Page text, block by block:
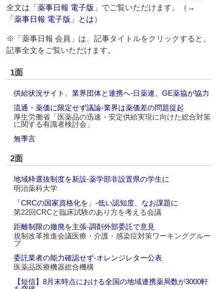
全文は「薬事日報 電子版 」でご覧いただけます。（→
「薬事日報 電子版」とは）
※「薬事日報 会員」は、記事タイトルをクリックすると、
記事全文をご覧いただけます。
1面
供給状況サイト、業界団体と連携へ‐日薬連、GE薬協が協力
流通・薬価に限定せず議論‐業界は薬価差の問題提起
厚生労働省「医薬品の迅速・安定供給実現に向けた総合対策
に関する有識者検討会」
無季言
2面
地域枠選抜制度を新設‐薬学部非設置県の学生に
明治薬科大学
「CRCの国家資格化を」‐低い認知度、なお課題に
第22回CRCと臨床試験のあり方を考える会議
距離制限の撤廃を主張‐調剤外部委託で意見
規制改革推進会議医療・介護・感染症対策ワーキンググルー
プ
委託業者の能力確認せず‐オレンジレター公表
医薬品医療機器総合機構
【短信】8月末時点における全国の地域連携薬局数が3000軒